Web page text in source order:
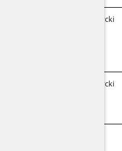
giżycki
giżycki